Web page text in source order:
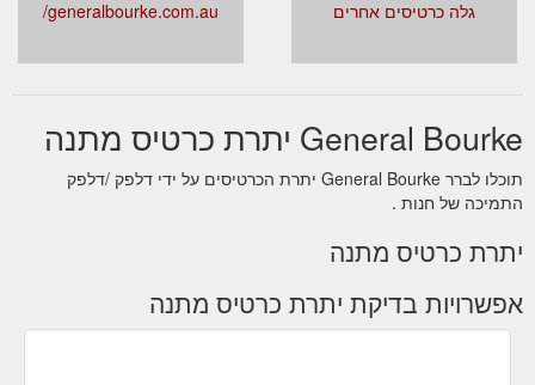
generalbourke.com.au/ גלה כרטיסים אחרים
General Bourke יתרת כרטיס מתנה
תוכלו לברר General Bourke יתרת הכרטיסים על ידי דלפק /דלפק
התמיכה של חנות .
יתרת כרטיס מתנה
אפשרויות בדיקת יתרת כרטיס מתנה